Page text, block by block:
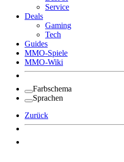
Service
Deals
Gaming
Tech
Guides
MMO-Spiele
MMO-Wiki
Farbschema
Sprachen
Zurück